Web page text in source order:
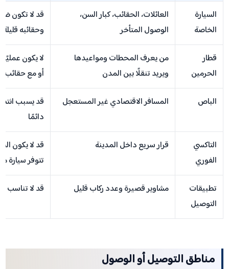
السيارة
الخاصة
العائلات، الحقائب، كبار السن،
الوصول المتأخر
قد لا تكون
وحقائبه قليلة
قطار
الحرمين
من يعرف المحطات ومواعيدها
ويريد تنقلًا بين المدن
لا يكون عمليًا
أو مع حقائب
الباص المسافر الاقتصادي غير المستعجل
قد يسبب
دائمًا
التاكسي
الفوري
قرار سريع داخل المدينة
قد لا يكون
تتوفر سيارة
تطبيقات
التوصيل
مشاوير قصيرة وعدد ركاب قليل قد لا تناسب
مناطق التوصيل أو الوصول